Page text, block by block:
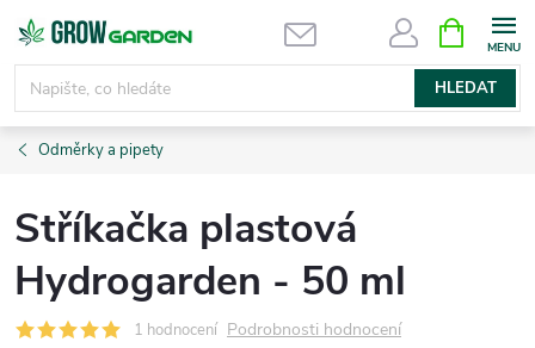
Přejít
obsah
HLEDAT
NÁKUPNÍ
KOŠÍK
Odměrky a pipety
Stříkačka plastová
Hydrogarden - 50 ml
1 hodnocení Podrobnosti hodnocení